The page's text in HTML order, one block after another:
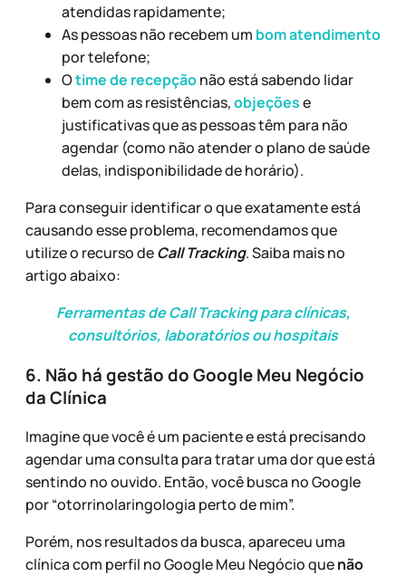
atendidas rapidamente;
As pessoas não recebem um bom atendimento
por telefone;
Otime de recepçãonão está sabendo lidar
bem com as resistências,objeçõese
justificativas que as pessoas têm para não
agendar (como não atender o plano de saúde
delas, indisponibilidade de horário).
Para conseguir identificar o que exatamente está
causando esse problema, recomendamos que
utilize o recurso deCall Tracking. Saiba mais no
artigo abaixo:
Ferramentas de Call Tracking para clínicas,
consultórios, laboratórios ou hospitais
6. Não há gestão do Google Meu Negócio
da Clínica
Imagine que você é um paciente e está precisando
agendar uma consulta para tratar uma dor que está
sentindo no ouvido. Então, você busca no Google
por “otorrinolaringologia perto de mim”.
Porém, nos resultados da busca, apareceu uma
clínica com perfil no Google Meu Negócio quenão